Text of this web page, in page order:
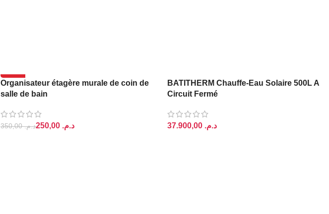
-29%
VESKO
Organisateur étagère murale de coin de
salle de bain
د.م.350,00 د.م.
BATITHERM Chauffe-Eau Solaire 500L A
Circuit Fermé
د.م.